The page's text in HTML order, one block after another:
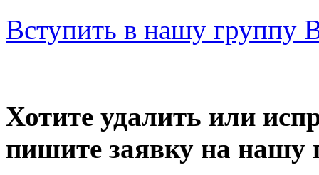
Вступить в нашу группу
Хотите удалить или
пишите заявку на нашу